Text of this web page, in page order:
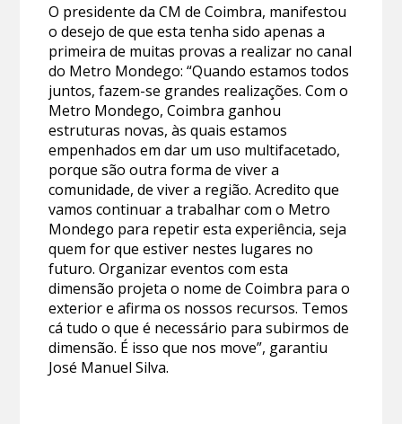
O presidente da CM de Coimbra, manifestou
o desejo de que esta tenha sido apenas a
primeira de muitas provas a realizar no canal
do Metro Mondego: “Quando estamos todos
juntos, fazem-se grandes realizações. Com o
Metro Mondego, Coimbra ganhou
estruturas novas, às quais estamos
empenhados em dar um uso multifacetado,
porque são outra forma de viver a
comunidade, de viver a região. Acredito que
vamos continuar a trabalhar com o Metro
Mondego para repetir esta experiência, seja
quem for que estiver nestes lugares no
futuro. Organizar eventos com esta
dimensão projeta o nome de Coimbra para o
exterior e afirma os nossos recursos. Temos
cá tudo o que é necessário para subirmos de
dimensão. É isso que nos move”, garantiu
José Manuel Silva.